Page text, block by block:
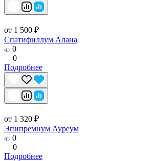
от 1 500 ₽
Спатифиллум Алана
0
0
Подробнее
от 1 320 ₽
Эпипремнум Ауреум
0
0
Подробнее